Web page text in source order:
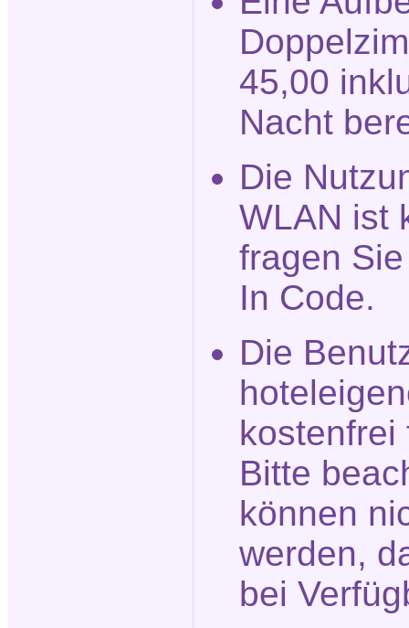
45,00
Nacht
Die
WLAN ist
fragen
In Code.
Die
kostenfrei
Bitte
können
werden,
bei